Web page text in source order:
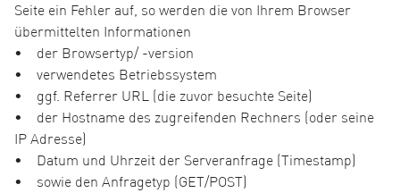
Seite ein Fehler auf, so werden die von Ihrem Browser
übermittelten Informationen
• der Browsertyp/ -version
• verwendetes Betriebssystem
• ggf. Referrer URL (die zuvor besuchte Seite)
• der Hostname des zugreifenden Rechners (oder seine
IP Adresse)
• Datum und Uhrzeit der Serveranfrage (Timestamp)
• sowie den Anfragetyp (GET/POST)